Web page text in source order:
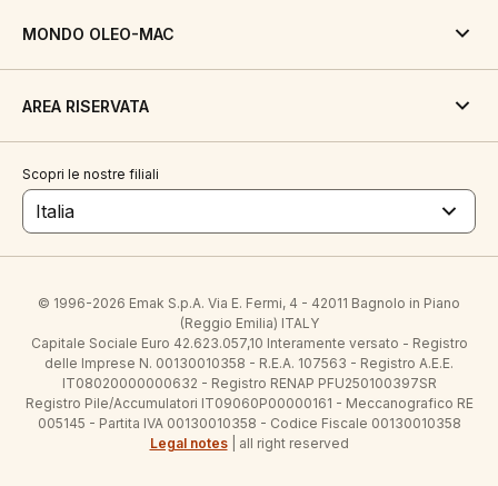
MONDO OLEO-MAC
AREA RISERVATA
Scopri le nostre filiali
Italia
© 1996-2026 Emak S.p.A. Via E. Fermi, 4 - 42011 Bagnolo in Piano
(Reggio Emilia) ITALY
Capitale Sociale Euro 42.623.057,10 Interamente versato - Registro
delle Imprese N. 00130010358 - R.E.A. 107563 - Registro A.E.E.
IT08020000000632 - Registro RENAP PFU250100397SR
Registro Pile/Accumulatori IT09060P00000161 - Meccanografico RE
005145 - Partita IVA 00130010358 - Codice Fiscale 00130010358
Legal notes| all right reserved